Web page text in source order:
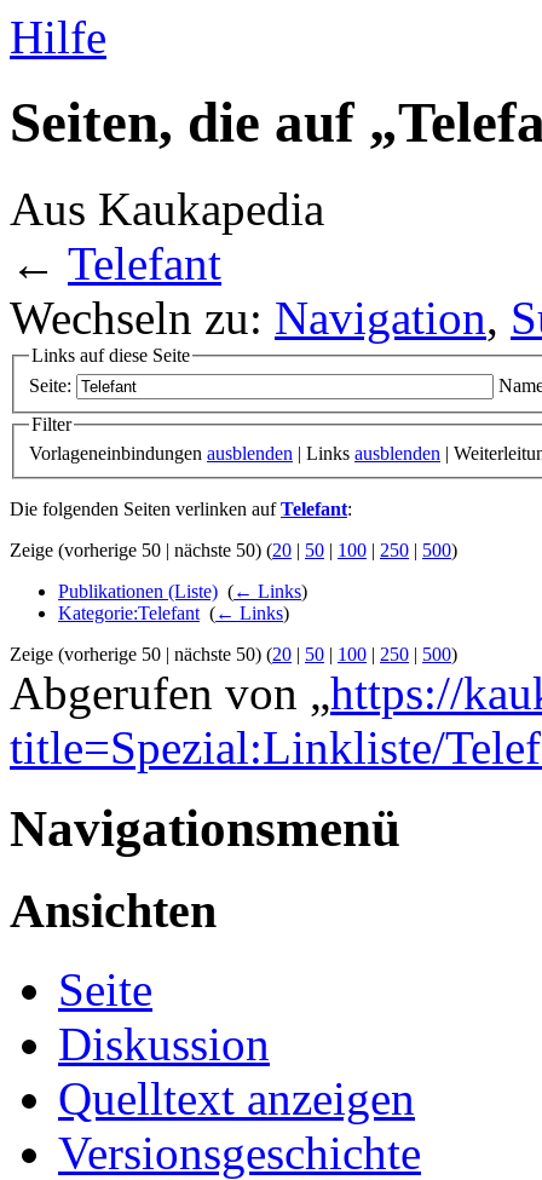
Hilfe
Seiten, die auf
Aus Kaukapedia
← Telefant
Wechseln zu: Navigation,
Links auf diese Seite
Seite:
Filter
Vorlageneinbindungen ausblenden | Links ausblenden |
Die folgenden Seiten verlinken aufTelefant:
Zeige (vorherige 50 | nächste 50) (20 | 50 | 100 | 250 | 500)
Publikationen (Liste) (← Links)
Kategorie:Telefant (← Links)
Zeige (vorherige 50 | nächste 50) (20 | 50 | 100 | 250 | 500)
Abgerufen von „https://
title=Spezial:Linkliste/
Navigationsmenü
Ansichten
Seite
Diskussion
Quelltext anzeigen
Versionsgeschichte